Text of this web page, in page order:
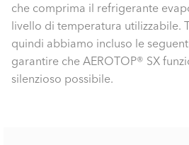
che comprima il refrigerante
livello di temperatura utilizzabile.
quindi abbiamo incluso le
garantire che AEROTOP® SX
silenzioso possibile.